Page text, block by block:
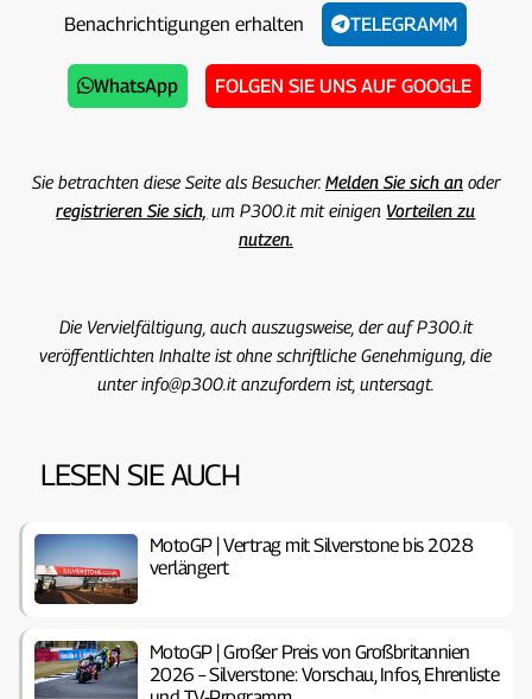
Benachrichtigungen erhalten TELEGRAMM
WhatsApp FOLGEN SIE UNS AUF GOOGLE
Sie betrachten diese Seite als Besucher. Melden Sie sich anoder
registrieren Sie sich, um P300.it mit einigen Vorteilen zu
nutzen.
Die Vervielfältigung, auch auszugsweise, der auf P300.it
veröffentlichten Inhalte ist ohne schriftliche Genehmigung, die
unter info@p300.it anzufordern ist, untersagt.
LESEN SIE AUCH
MotoGP | Vertrag mit Silverstone bis 2028
verlängert
MotoGP | Großer Preis von Großbritannien
2026 – Silverstone: Vorschau, Infos, Ehrenliste